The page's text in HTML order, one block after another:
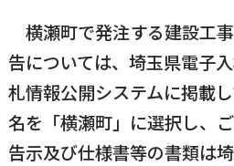
暮らしの便利帳「わかる」
自治体間連携
横瀬町で発注する建設工
告については、埼玉県電子
札情報公開システムに掲載
名を「横瀬町」に選択し、ご
告示及び仕様書等の書類は